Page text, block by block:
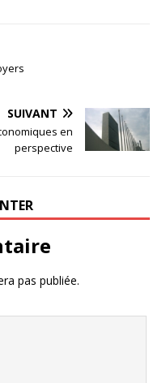
SUIVANT
en
perspective
pas publiée.